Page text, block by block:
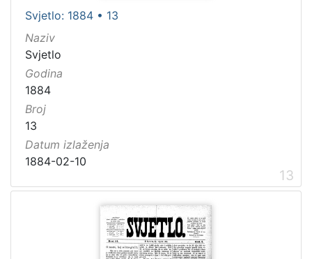
Svjetlo: 1884 • 13
Naziv
Svjetlo
Godina
1884
Broj
13
Datum izlaženja
1884-02-10
13